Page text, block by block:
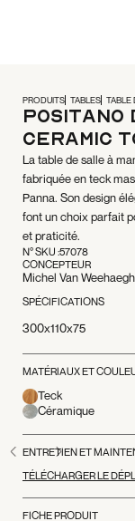
PRODUITS TABLES TABLE
Positano
Ceramic
La table de salle à
fabriquée en teck
Panna. Son design
font un choix parfait
et praticité.
N° SKU :57078
CONCEPTEUR
Michel Van
SPÉCIFICATIONS
300x110x75
MATÉRIAUX ET
Teck
Céramique
ENTRETIEN ET
TÉLÉCHARGER LE
FICHE PRODUIT